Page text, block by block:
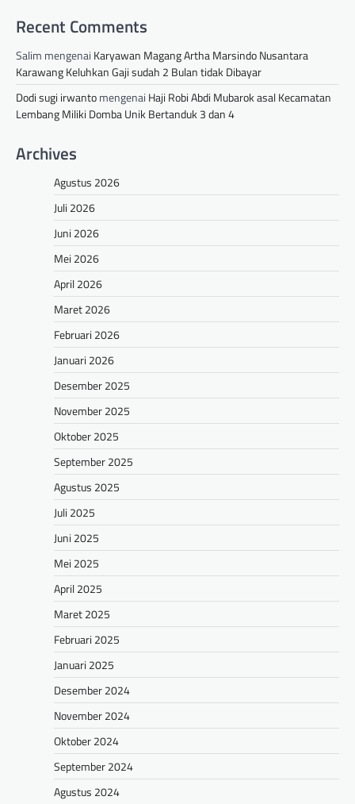
Recent Comments
Salim mengenai Karyawan Magang Artha Marsindo Nusantara
Karawang Keluhkan Gaji sudah 2 Bulan tidak Dibayar
Dodi sugi irwantomengenai Haji Robi Abdi Mubarok asal Kecamatan
Lembang Miliki Domba Unik Bertanduk 3 dan 4
Archives
Agustus 2026
Juli 2026
Juni 2026
Mei 2026
April 2026
Maret 2026
Februari 2026
Januari 2026
Desember 2025
November 2025
Oktober 2025
September 2025
Agustus 2025
Juli 2025
Juni 2025
Mei 2025
April 2025
Maret 2025
Februari 2025
Januari 2025
Desember 2024
November 2024
Oktober 2024
September 2024
Agustus 2024